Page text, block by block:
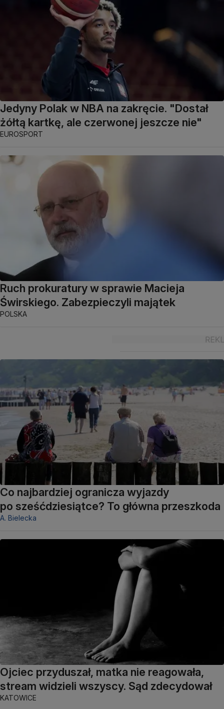
Jedyny Polak w NBA na zakręcie. "Dostał
żółtą kartkę, ale czerwonej jeszcze nie"
EUROSPORT
Ruch prokuratury w sprawie Macieja
Świrskiego. Zabezpieczyli majątek
POLSKA
Co najbardziej ogranicza wyjazdy
po sześćdziesiątce? To główna przeszkoda
A. Bielecka
Ojciec przyduszał, matka nie reagowała,
stream widzieli wszyscy. Sąd zdecydował
KATOWICE